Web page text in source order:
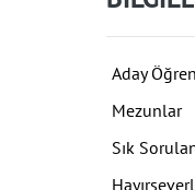
Aday
Mezunlar
Sık